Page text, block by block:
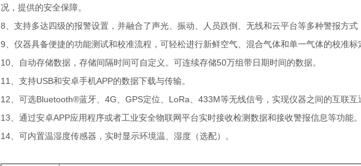
况，提供的安全保障。
8、支持多达四级的报警设置，并融合了声光、振动、人员跌倒、无线和云平台等多种警报方式
9、仪器具备便捷的功能测试和校准流程，可轻松进行新鲜空气、混合气体和单一气体的校准
10、自动存储数据，存储间隔时间可自定义。可连续存储50万组带日期时间的数据。
11、支持USB和安卓手机APP的数据下载与传输。
12、可选Bluetooth®蓝牙、4G、GPS定位、LoRa、433M等无线信号，实现仪器之间的互联互
13、通过安卓APP应用程序或者工业安全物联网平台实时接收检测数据和接收警报信息等功能。
14、可内置温湿度传感器，实时显示环境温、湿度（选配）。